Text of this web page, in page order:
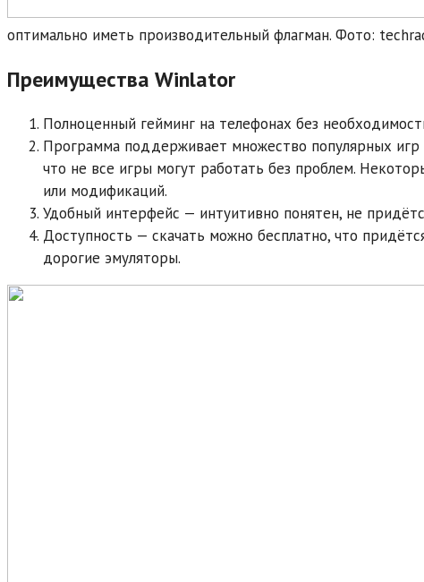
оптимально иметь производительный флагман. Фото:
Преимущества Winlator
Полноценный гейминг на телефонах без
Программа поддерживает множество популярных
что не все игры могут работать без проблем.
или модификаций.
Удобный интерфейс — интуитивно понятен, не
Доступность — скачать можно бесплатно, что
дорогие эмуляторы.